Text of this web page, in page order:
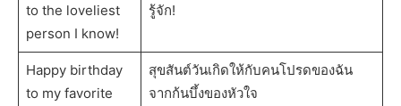
to the loveliest
person I know!
รู้จัก!
Happy birthday
to my favorite
สุขสันต์วันเกิดให้กับคนโปรดของฉัน
จากก้นบึ้งของหัวใจ